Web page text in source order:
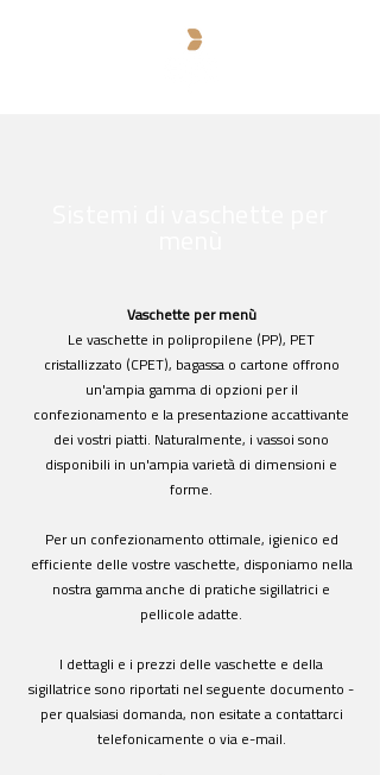
Vaschette per menù
Le vaschette in polipropilene (PP), PET
cristallizzato (CPET), bagassa o cartone offrono
un'ampia gamma di opzioni per il
confezionamento e la presentazione accattivante
dei vostri piatti. Naturalmente, i vassoi sono
disponibili in un'ampia varietà di dimensioni e
forme.
Per un confezionamento ottimale, igienico ed
efficiente delle vostre vaschette, disponiamo nella
nostra gamma anche di pratiche sigillatrici e
pellicole adatte.
I dettagli e i prezzi delle vaschette e della
sigillatrice sono riportati nel seguente documento -
per qualsiasi domanda, non esitate a contattarci
telefonicamente o via e-mail.